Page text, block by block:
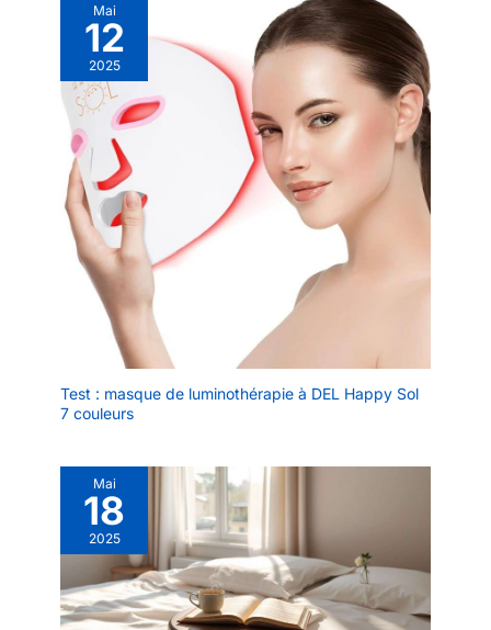
Mai
12
2025
Test : masque de luminothérapie à DEL Happy Sol
7 couleurs
Mai
18
2025